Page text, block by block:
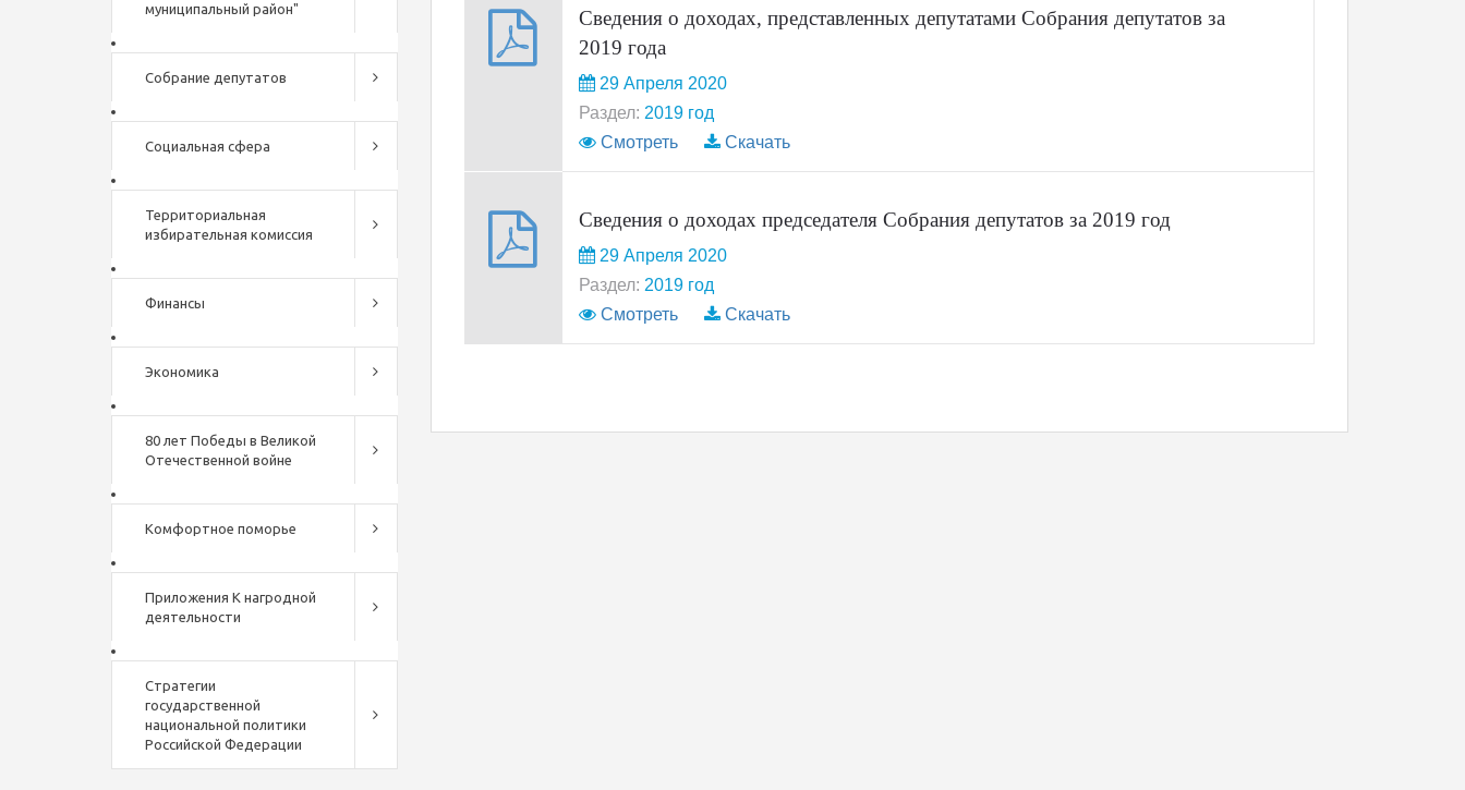
муниципальный район"
Собрание депутатов
Социальная сфера
Территориальная
избирательная комиссия
Финансы
Экономика
80 лет Победы в Великой
Отечественной войне
Комфортное поморье
Приложения К нагродной
деятельности
Стратегии
государственной
национальной политики
Российской Федерации
Сведения о доходах, представленных депутатами Собрания депутатов за
2019 года
29 Апреля 2020
Раздел: 2019 год
Смотреть
Скачать
Сведения о доходах председателя Собрания депутатов за 2019 год
29 Апреля 2020
Раздел: 2019 год
Смотреть
Скачать